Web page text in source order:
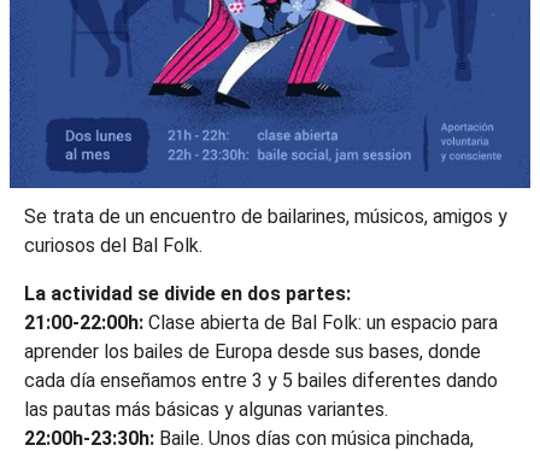
Se trata de un encuentro de bailarines, músicos, amigos y
curiosos del Bal Folk.
La actividad se divide en dos partes:
21:00-22:00h: Clase abierta de Bal Folk: un espacio para
aprender los bailes de Europa desde sus bases, donde
cada día enseñamos entre 3 y 5 bailes diferentes dando
las pautas más básicas y algunas variantes.
22:00h-23:30h: Baile. Unos días con música pinchada,